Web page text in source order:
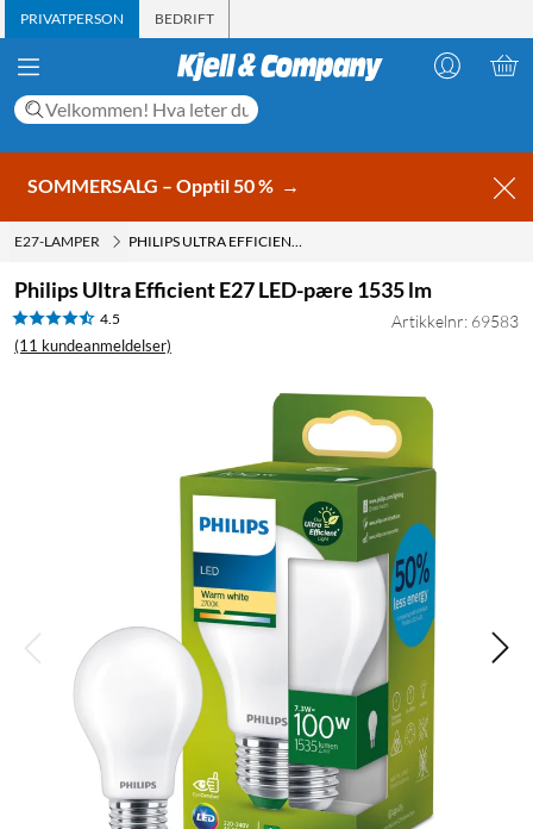
PRIVATPERSON BEDRIFT
SOMMERSALG – Opptil 50 % →
E27-LAMPER PHILIPS ULTRA EFFICIENT E27 LED-PÆRE 1535 LM
Philips Ultra Efficient E27 LED-pære 1535 lm
4.5
(11 kundeanmeldelser)
Artikkelnr: 69583